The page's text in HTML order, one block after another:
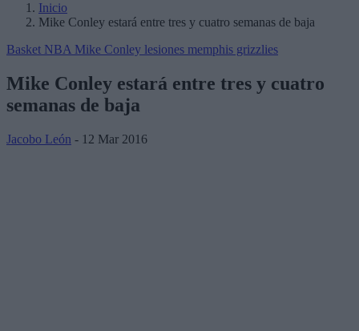
Breadcrumb
Inicio
Mike Conley estará entre tres y cuatro semanas de baja
Basket NBA Mike Conley lesiones memphis grizzlies
Mike Conley estará entre tres y cuatro
semanas de baja
Jacobo León - 12 Mar 2016